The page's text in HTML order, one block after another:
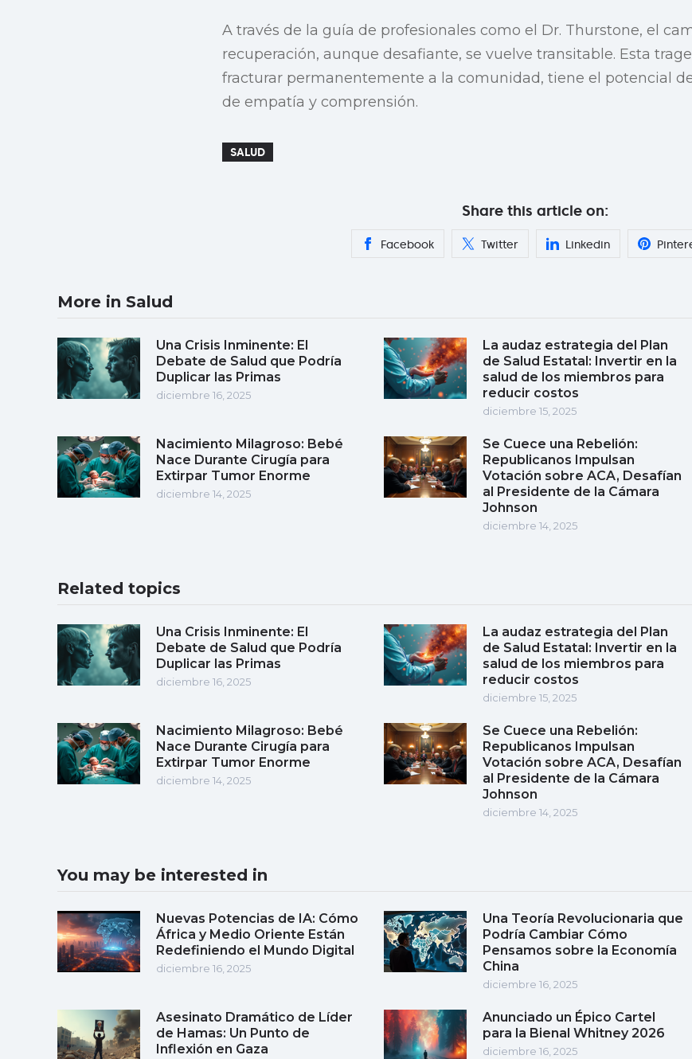
A través de la guía de profesionales como el Dr. Thurstone, el
recuperación, aunque desafiante, se vuelve transitable. Esta
fracturar permanentemente a la comunidad, tiene el potencial
de empatía y comprensión.
SALUD
Share this article on:
Facebook Twitter Linkedin
More in Salud
Una Crisis Inminente: El
Debate de Salud que Podría
Duplicar las Primas
diciembre 16, 2025
La audaz estrategia del Plan
de Salud Estatal: Invertir en la
salud de los miembros para
reducir costos
diciembre 15, 2025
Nacimiento Milagroso: Bebé
Nace Durante Cirugía para
Extirpar Tumor Enorme
diciembre 14, 2025
Se Cuece una Rebelión:
Republicanos Impulsan
Votación sobre ACA, Desafían
al Presidente de la Cámara
Johnson
diciembre 14, 2025
Related topics
Una Crisis Inminente: El
Debate de Salud que Podría
Duplicar las Primas
diciembre 16, 2025
La audaz estrategia del Plan
de Salud Estatal: Invertir en la
salud de los miembros para
reducir costos
diciembre 15, 2025
Nacimiento Milagroso: Bebé
Nace Durante Cirugía para
Extirpar Tumor Enorme
diciembre 14, 2025
Se Cuece una Rebelión:
Republicanos Impulsan
Votación sobre ACA, Desafían
al Presidente de la Cámara
Johnson
diciembre 14, 2025
You may be interested in
Nuevas Potencias de IA: Cómo
África y Medio Oriente Están
Redefiniendo el Mundo Digital
diciembre 16, 2025
Una Teoría Revolucionaria que
Podría Cambiar Cómo
Pensamos sobre la Economía
China
diciembre 16, 2025
Asesinato Dramático de Líder
de Hamas: Un Punto de
Inflexión en Gaza
Anunciado un Épico Cartel
para la Bienal Whitney 2026
diciembre 16, 2025